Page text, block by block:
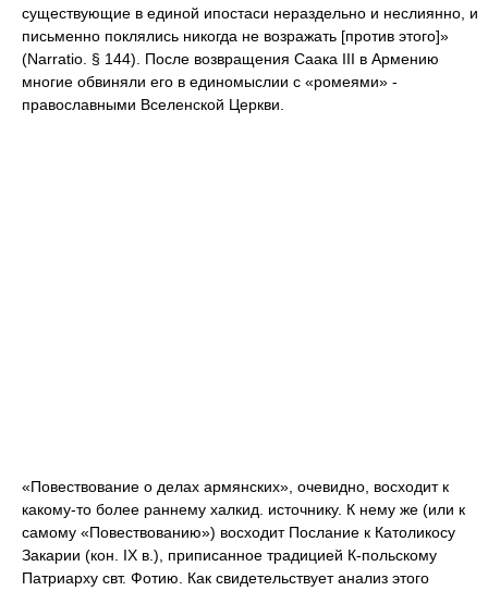
существующие в единой ипостаси нераздельно и неслиянно, и
письменно поклялись никогда не возражать [против этого]»
(Narratio. § 144). После возвращения Саака III в Армению
многие обвиняли его в единомыслии с «ромеями» -
православными Вселенской Церкви.
«Повествование о делах армянских», очевидно, восходит к
какому-то более раннему халкид. источнику. К нему же (или к
самому «Повествованию») восходит Послание к Католикосу
Закарии (кон. IX в.), приписанное традицией К-польскому
Патриарху свт. Фотию. Как свидетельствует анализ этого